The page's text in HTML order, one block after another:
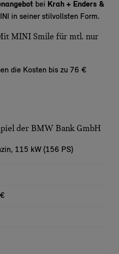
bei Krah + Enders &
in seiner stilvollsten Form.
MINI Smile für mtl. nur
die Kosten bis zu 76 €
der BMW Bank GmbH
115 kW (156 PS)